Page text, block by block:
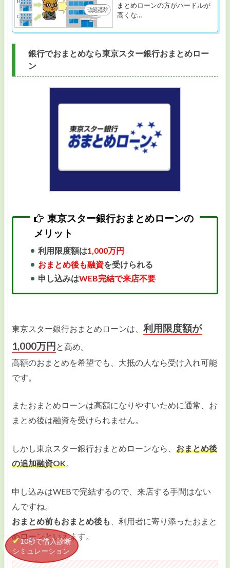
まとめローンの方がハードルが
高くな…
銀行でおまとめなら東京スター銀行おまとめロー
ン
東京スター銀行おまとめローンの
メリット
利用限度額は1,000万円
おまとめ後も融資を受けられる
申し込みはWEB完結で来店不要
東京スター銀行おまとめローンは、利用限度額が
1,000万円と高め。
高額のおまとめを希望でも、大抵の人なら受け入れ可能
です。
またおまとめローンは高額になりやすいために通常、お
まとめ後は融資を受けられません。
しかし東京スター銀行おまとめローンなら、おまとめ後
の追加融資OK。
申し込みはWEBで完結するので、来店する手間はない
んですね。
おまとめ前もおまとめ後も
、利用者に寄り添ったおまと
めローンといえます。
10秒で借入診断
シミュレーション